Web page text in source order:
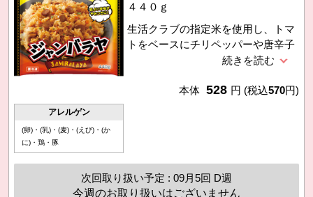
アレルゲン
(卵)・(乳)・(麦)・(えび)・(か
に)・鶏・豚
４４０ｇ
生活クラブの指定米を使用し、トマ
トをベースにチリペッパーや唐辛子
などの香辛料を効かせたピリ辛味の
者のウインナーと国産の玉ねぎ、人
本体 528 円 (税込570円)
次回取り扱い予定 : 09月5回 D週
今週のお取り扱いはございません